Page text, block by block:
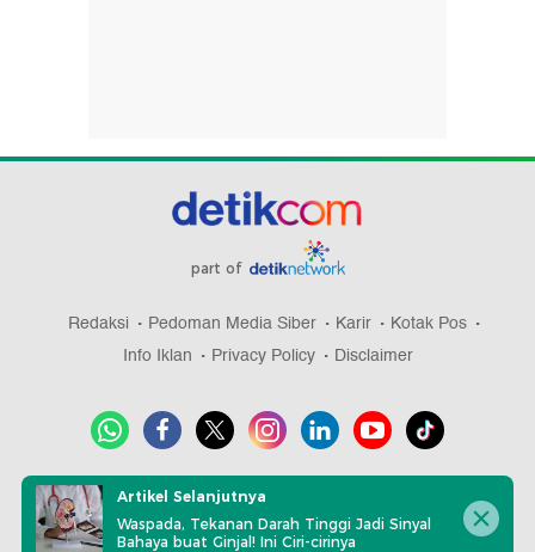
part of
Redaksi Pedoman Media Siber Karir
Kotak Pos
Info Iklan
Privacy Policy Disclaimer
Download aplikasi detikcom
Artikel Selanjutnya
Waspada, Tekanan Darah Tinggi Jadi Sinyal
Bahaya buat Ginjal! Ini Ciri-cirinya